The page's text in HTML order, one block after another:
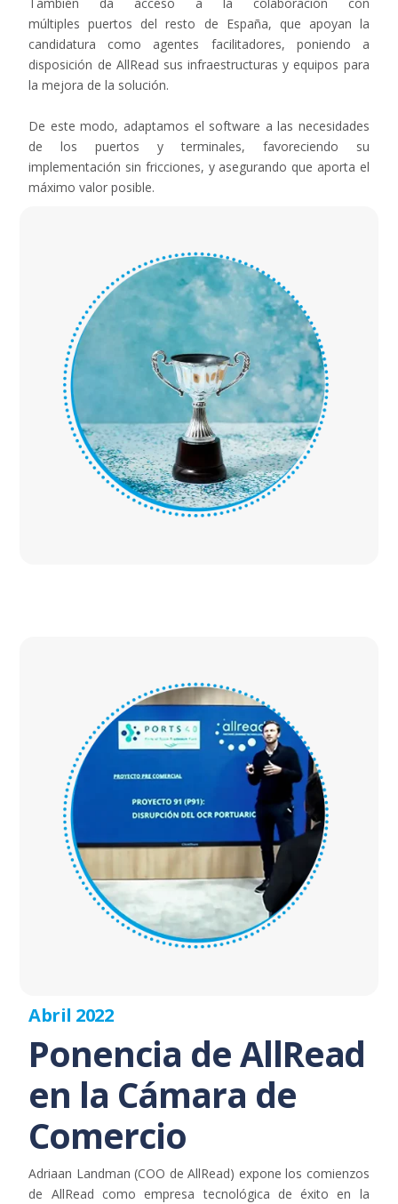
múltiples puertos del resto de España, que apoyan la
candidatura como agentes facilitadores, poniendo a
disposición de AllRead sus infraestructuras y equipos para
la mejora de la solución.
De este modo, adaptamos el software a las necesidades
de los puertos y terminales, favoreciendo su
implementación sin fricciones, y asegurando que aporta el
máximo valor posible.
Abril 2022
Ponencia de AllRead
en la Cámara de
Comercio
Adriaan Landman (COO de AllRead) expone los comienzos
de AllRead como empresa tecnológica de éxito en la